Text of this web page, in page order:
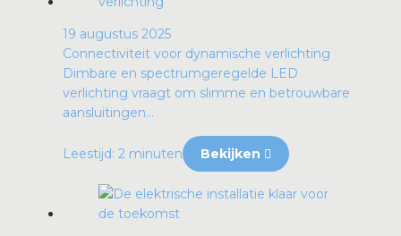
19 augustus 2025
Connectiviteit voor dynamische verlichting
Dimbare en spectrumgeregelde LED
verlichting vraagt om slimme en betrouwbare
aansluitingen...
Leestijd: 2 minuten Bekijken